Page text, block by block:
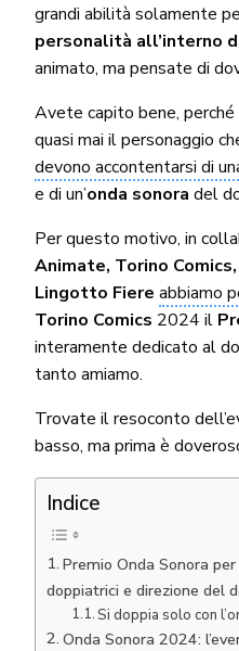
grandi abilità solamente
personalità all’interno
animato, ma pensate di
Avete capito bene,
quasi mai il personaggio
devono accontentarsi di
e di un’onda sonora del
Per questo motivo, in
Animate, Torino
Lingotto Fiere abbiamo
Torino Comics 2024 il
interamente dedicato al
tanto amiamo.
Trovate il resoconto
basso, ma prima è
Indice
Premio Onda Sonora
doppiatrici e direzione del
Si doppia solo con
Onda Sonora 2024: